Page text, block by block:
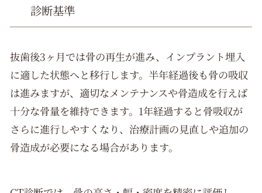
診断基準
抜歯後3ヶ月では骨の再生が進み、インプラント埋入
に適した状態へと移行します。半年経過後も骨の吸収
は進みますが、適切なメンテナンスや骨造成を行えば
十分な骨量を維持できます。1年経過すると骨吸収が
さらに進行しやすくなり、治療計画の見直しや追加の
骨造成が必要になる場合があります。